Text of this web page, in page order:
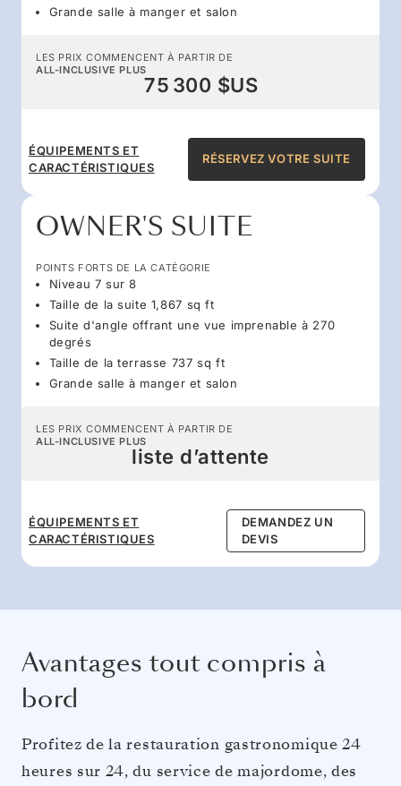
Grande salle à manger et salon
LES PRIX COMMENCENT À PARTIR DE
ALL-INCLUSIVE PLUS
75 300 $US
ÉQUIPEMENTS ET
CARACTÉRISTIQUES
RÉSERVEZ VOTRE SUITE
OWNER'S SUITE
POINTS FORTS DE LA CATÉGORIE
Niveau 7 sur 8
Taille de la suite 1,867 sq ft
Suite d'angle offrant une vue imprenable à 270
degrés
Taille de la terrasse 737 sq ft
Grande salle à manger et salon
LES PRIX COMMENCENT À PARTIR DE
ALL-INCLUSIVE PLUS
liste d’attente
ÉQUIPEMENTS ET
CARACTÉRISTIQUES
DEMANDEZ UN
DEVIS
Avantages tout compris à
bord
Profitez de la restauration gastronomique 24
heures sur 24, du service de majordome, des